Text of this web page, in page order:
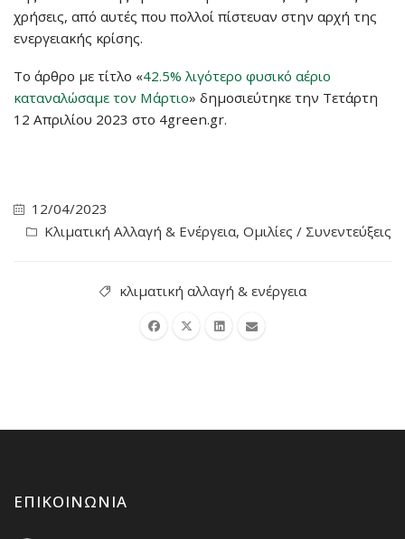
χρήσεις, από αυτές που πολλοί πίστευαν στην αρχή της
ενεργειακής κρίσης.
Το άρθρο με τίτλο «42.5% λιγότερο φυσικό αέριο
καταναλώσαμε τον Μάρτιο» δημοσιεύτηκε την Τετάρτη
12 Απριλίου 2023 στο 4green.gr.
12/04/2023
Κλιματική Αλλαγή & Ενέργεια, Ομιλίες / Συνεντεύξεις
κλιματική αλλαγή & ενέργεια
ΕΠΙΚΟΙΝΩΝΊΑ